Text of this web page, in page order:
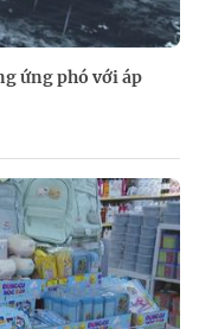
ứng phó với áp